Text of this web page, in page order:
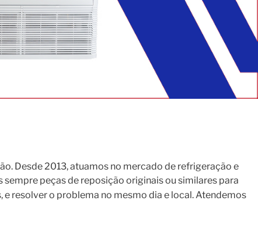
Desde 2013, atuamos no mercado de refrigeração e
peças de reposição originais ou similares para
resolver o problema no mesmo dia e local. Atendemos